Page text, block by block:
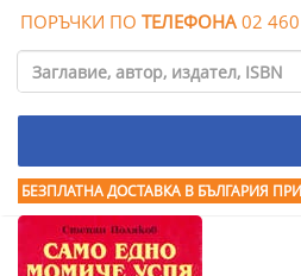
ПОРЪЧКИ ПО ТЕЛЕФОНА 02
БЕЗПЛАТНА ДОСТАВКА В БЪЛГАРИЯ